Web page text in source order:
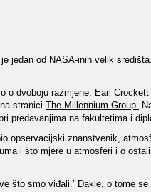
jedan od NASA-inih velik
dvoboju razmjene. Earl
stranici The Millennium Group.
predavanjima na fakultetima i
opservacijski znanstvenik,
i što mjere u atmosferi i o
što smo viđali.’ Dakle, o tome se